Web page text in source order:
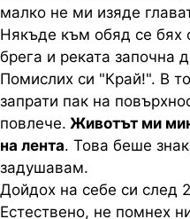
малко не ми изяде
Някъде към обяд се бях
брега и реката започна
Помислих си "Край!". В
запрати пак на
повлече. Животът ми
на лента. Това беше
задушавам.
Дойдох на себе си след
Естествено, не помнех